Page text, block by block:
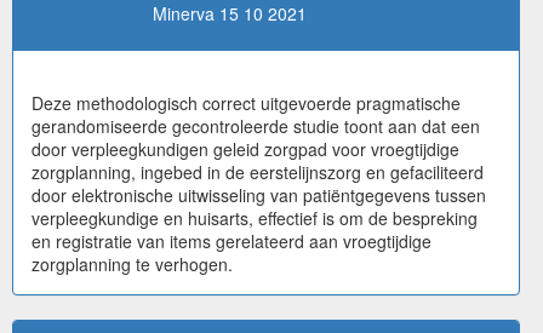
Minerva 15 10 2021
Deze methodologisch correct uitgevoerde pragmatische
gerandomiseerde gecontroleerde studie toont aan dat een
door verpleegkundigen geleid zorgpad voor vroegtijdige
zorgplanning, ingebed in de eerstelijnszorg en gefaciliteerd
door elektronische uitwisseling van patiëntgegevens tussen
verpleegkundige en huisarts, effectief is om de bespreking
en registratie van items gerelateerd aan vroegtijdige
zorgplanning te verhogen.